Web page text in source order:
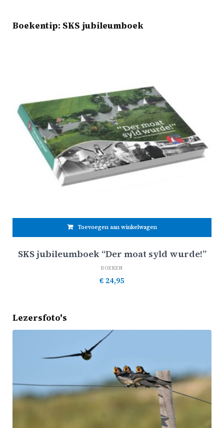
Boekentip: SKS jubileumboek
Toevoegen aan winkelwagen
SKS jubileumboek “Der moat syld wurde!”
BOEKEN
€ 24,95
Lezersfoto's